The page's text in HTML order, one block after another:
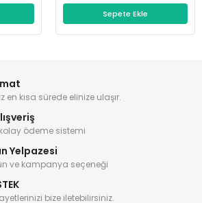
Sepete Ekle
en kısa sürede elinize ulaşır.
ödeme sistemi
Yelpazesi
ve kampanya seçeneği
bize iletebilirsiniz.